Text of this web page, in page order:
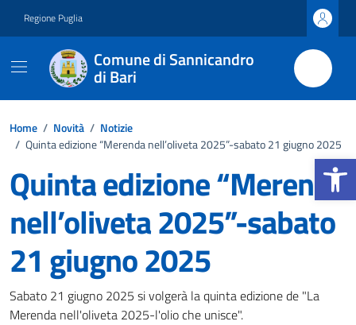
Regione Puglia
Comune di Sannicandro
di Bari
Home / Novità / Notizie
/ Quinta edizione “Merenda nell’oliveta 2025”-sabato 21 giugno 2025
Quinta edizione “Merenda
nell’oliveta 2025”-sabato
21 giugno 2025
Dettagli della notizia
Sabato 21 giugno 2025 si volgerà la quinta edizione de "La
Merenda nell'oliveta 2025-l'olio che unisce".
Apri la